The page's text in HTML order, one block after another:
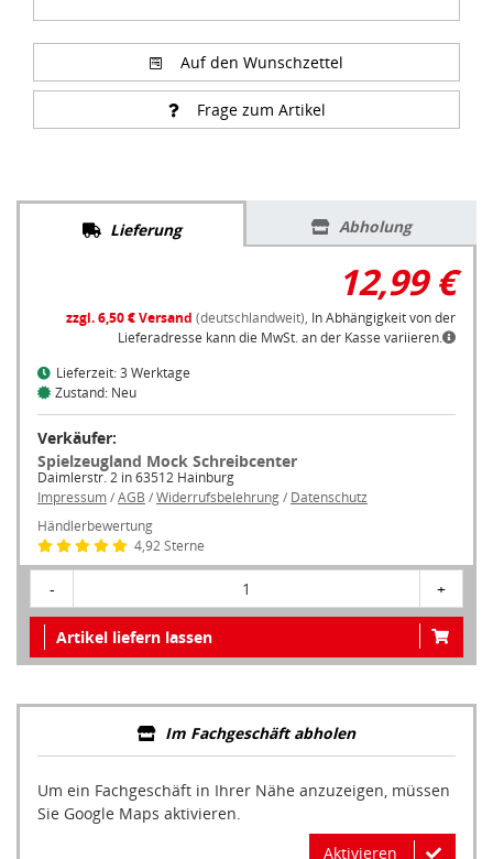
Auf den Wunschzettel
Frage zum Artikel
Lieferung Abholung
12,99 €
zzgl. 6,50 € Versand (deutschlandweit), In Abhängigkeit von der
Lieferadresse kann die MwSt. an der Kasse variieren.
Lieferzeit: 3 Werktage
Zustand: Neu
Verkäufer:
Spielzeugland Mock Schreibcenter
Daimlerstr. 2 in 63512 Hainburg
Impressum / AGB /Widerrufsbelehrung / Datenschutz
Händlerbewertung
4,92 Sterne
1 +
Artikel liefern lassen
Im Fachgeschäft abholen
Um ein Fachgeschäft in Ihrer Nähe anzuzeigen, müssen
Sie Google Maps aktivieren.
Aktivieren